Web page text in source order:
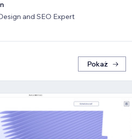
and SEO Expert
Pokaż